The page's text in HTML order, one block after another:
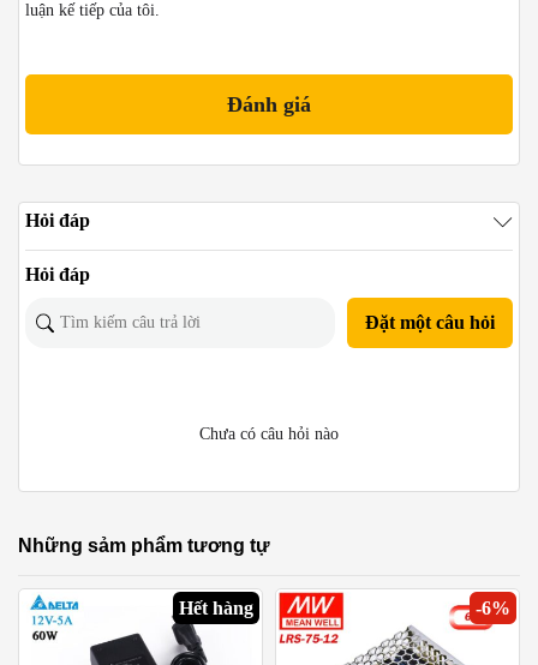
luận kế tiếp của tôi.
Hỏi đáp
Hỏi đáp
Đặt một câu hỏi
Chưa có câu hỏi nào
Những sảm phẩm tương tự
Hết hàng -6%